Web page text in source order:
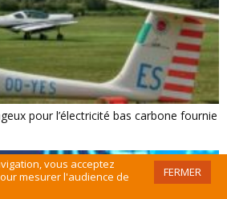
vous acceptez
mesurer l'audience de
FERMER
pour l’électricité bas carbone fournie